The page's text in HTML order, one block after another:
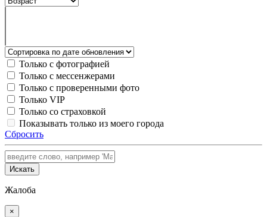
Только с фотографией
Только с мессенжерами
Только с проверенными фото
Только VIP
Только со страховкой
Показывать только из моего города
Сбросить
Искать
Жалоба
×